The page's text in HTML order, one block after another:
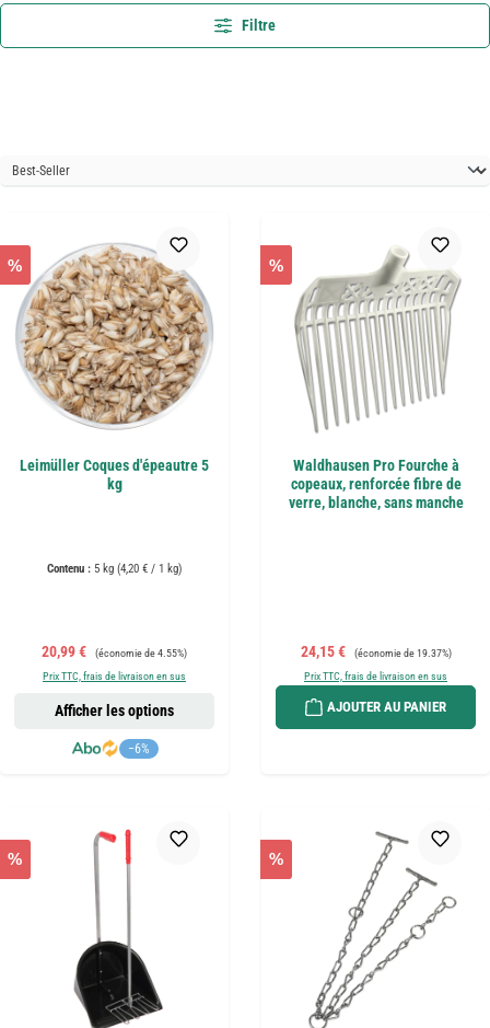
Filtre
%
Leimüller Coques d'épeautre 5
kg
Contenu : 5 kg (4,20 € / 1 kg)
Prix de vente :
20,99 € Prix régulier :
(économie de 4.55%)
Prix TTC, frais de livraison en sus
−6%
Afficher les options
%
Waldhausen Pro Fourche à
copeaux, renforcée fibre de
verre, blanche, sans manche
Prix de vente :
24,15 € Prix régulier :
(économie de 19.37%)
Prix TTC, frais de livraison en sus
AJOUTER AU PANIER
% %